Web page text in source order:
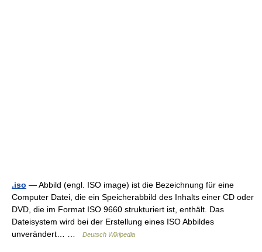
.iso — Abbild (engl. ISO image) ist die Bezeichnung für eine
Computer Datei, die ein Speicherabbild des Inhalts einer CD oder
DVD, die im Format ISO 9660 strukturiert ist, enthält. Das
Dateisystem wird bei der Erstellung eines ISO Abbildes
unverändert… …
Deutsch Wikipedia